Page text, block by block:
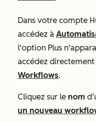
Dans votre compte
accédez à
l'option Plus
accédez directement
Workflows.
Cliquez sur le nom
un nouveau